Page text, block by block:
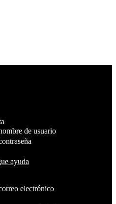
de usuario
ayuda
electrónico